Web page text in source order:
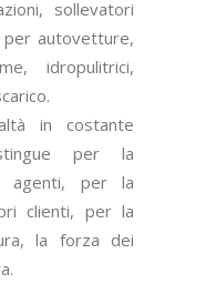
sollevatori
per autovetture,
idropulitrici,
in costante
per la
agenti, per la
clienti, per la
la forza dei